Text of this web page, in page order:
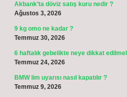
Akbank’ta döviz satış kuru nedir ?
Ağustos 3, 2026
9 kg omo ne kadar ?
Temmuz 30, 2026
6 haftalık gebelikte neye dikkat
Temmuz 24, 2026
BMW lim uyarısı nasıl kapatılır ?
Temmuz 9, 2026